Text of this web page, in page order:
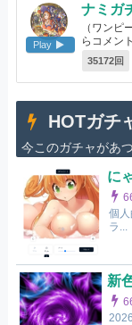
Play
ナミガ
（ワンピ
らコメン
35172回
HOTガチ
今このガチャがあ
に
個
ラ...
新